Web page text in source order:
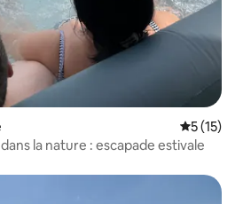
5 (15)
la nature : escapade estivale